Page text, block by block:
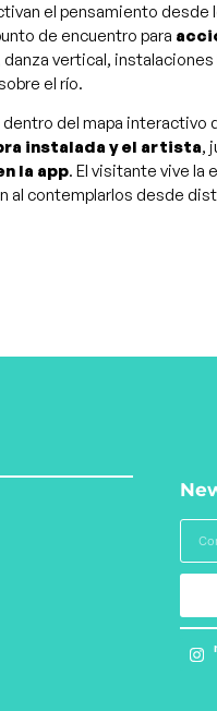
el pensamiento desde
de encuentro para
vertical, instalaciones
el río.
del mapa interactivo
instalada y el artista,
la app. El visitante vive la
al contemplarlos desde